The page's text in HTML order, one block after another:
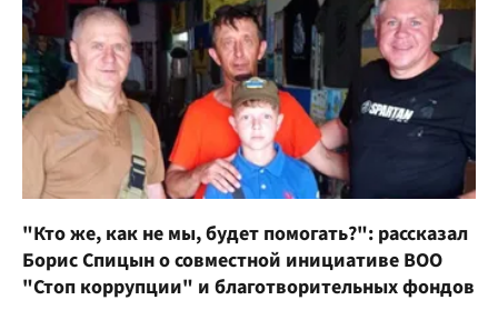
"Кто же, как не мы, будет помогать?": рассказал
Борис Спицын о совместной инициативе ВОО
"Стоп коррупции" и благотворительных фондов